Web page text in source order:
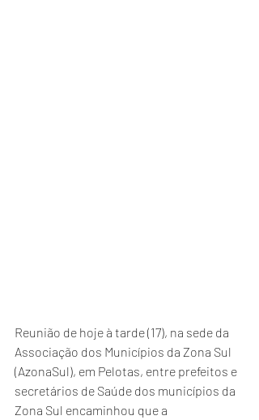
Reunião de hoje à tarde (17), na sede da
Associação dos Municípios da Zona Sul
(AzonaSul), em Pelotas, entre prefeitos e
secretários de Saúde dos municípios da
Zona Sul encaminhou que a